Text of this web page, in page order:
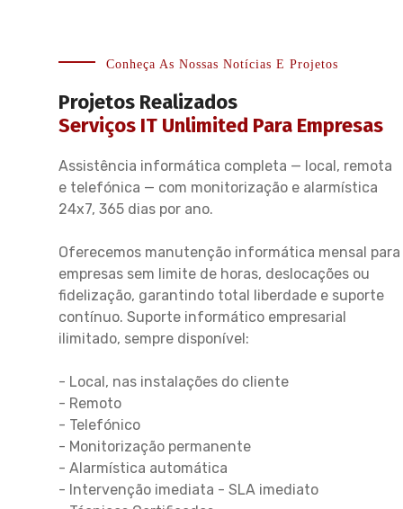
Conheça As Nossas Notícias E Projetos
Projetos Realizados
Serviços IT Unlimited Para Empresas
Assistência informática completa — local, remota
e telefónica — com monitorização e alarmística
24x7, 365 dias por ano.
Oferecemos manutenção informática mensal para
empresas sem limite de horas, deslocações ou
fidelização, garantindo total liberdade e suporte
contínuo. Suporte informático empresarial
ilimitado, sempre disponível:
- Local, nas instalações do cliente
- Remoto
- Telefónico
- Monitorização permanente
- Alarmística automática
- Intervenção imediata - SLA imediato